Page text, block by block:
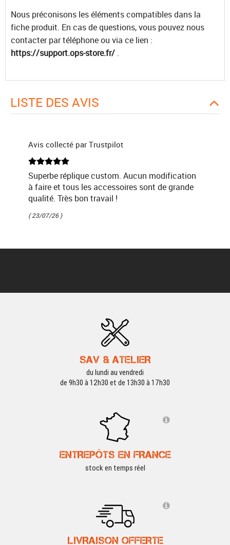
Nous préconisons les éléments compatibles dans la
fiche produit. En cas de questions, vous pouvez nous
contacter par téléphone ou via ce lien :
https://support.ops-store.fr/ .
LISTE DES AVIS
Avis collecté par Trustpilot
Superbe réplique custom. Aucun modification
à faire et tous les accessoires sont de grande
qualité. Très bon travail !
( 23/07/26 )
SAV & ATELIER
du lundi au vendredi
de 9h30 à 12h30 et de 13h30 à 17h30
ENTREPÔTS EN FRANCE
stock en temps réel
LIVRAISON OFFERTE